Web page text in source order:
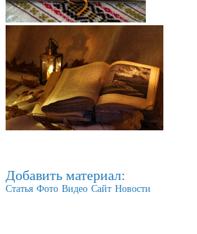
Добавить материал:
Статья Фото Видео Сайт Новости